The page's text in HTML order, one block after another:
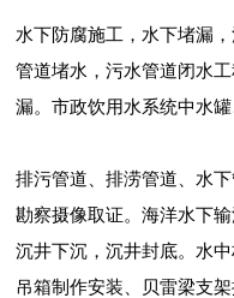
水下防腐施工，水下堵漏
管道堵水，污水管道闭水
漏。市政饮用水系统中水罐
排污管道、排涝管道、水
勘察摄像取证。海洋水下
沉井下沉，沉井封底。水
吊箱制作安装、贝雷梁支